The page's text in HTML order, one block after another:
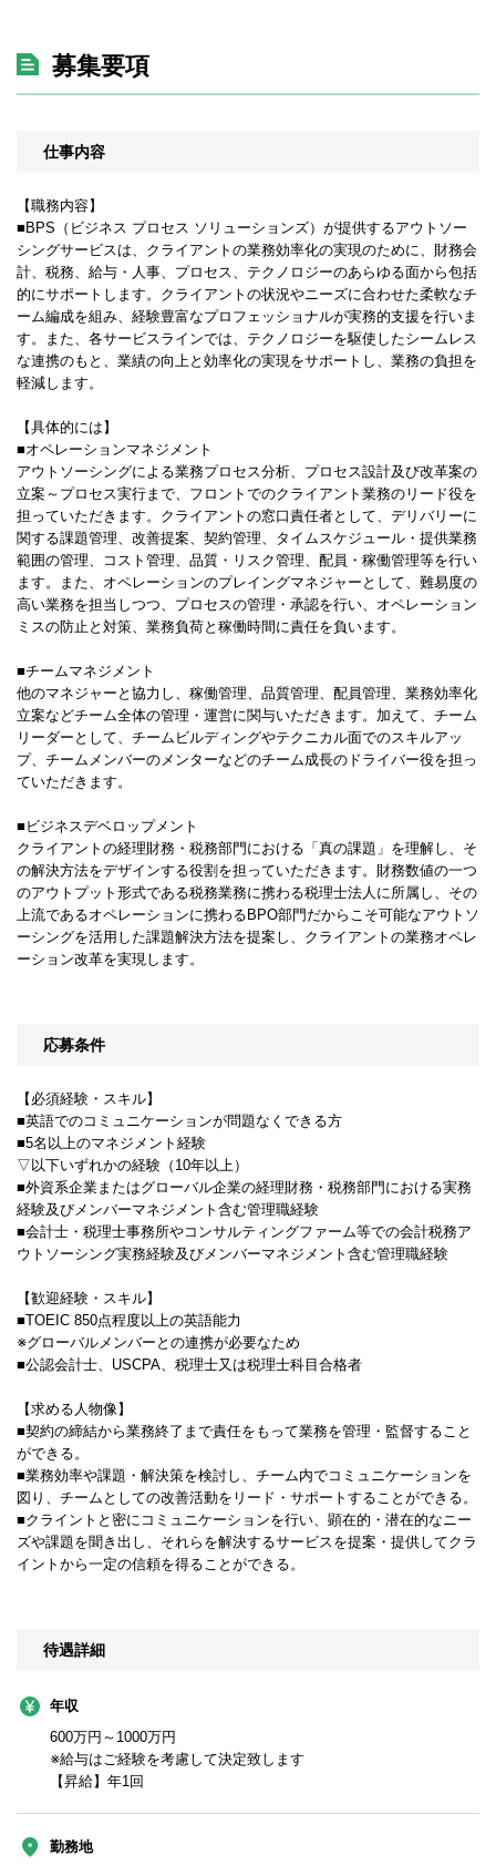
募集要項
仕事内容
【職務内容】
■BPS（ビジネス プロセス ソリューションズ）が提供するアウトソー
シングサービスは、クライアントの業務効率化の実現のために、財務会
計、税務、給与・人事、プロセス、テクノロジーのあらゆる面から包括
的にサポートします。クライアントの状況やニーズに合わせた柔軟なチ
ーム編成を組み、経験豊富なプロフェッショナルが実務的支援を行いま
す。また、各サービスラインでは、テクノロジーを駆使したシームレス
な連携のもと、業績の向上と効率化の実現をサポートし、業務の負担を
軽減します。
【具体的には】
■オペレーションマネジメント
アウトソーシングによる業務プロセス分析、プロセス設計及び改革案の
立案～プロセス実行まで、フロントでのクライアント業務のリード役を
担っていただきます。クライアントの窓口責任者として、デリバリーに
関する課題管理、改善提案、契約管理、タイムスケジュール・提供業務
範囲の管理、コスト管理、品質・リスク管理、配員・稼働管理等を行い
ます。また、オペレーションのプレイングマネジャーとして、難易度の
高い業務を担当しつつ、プロセスの管理・承認を行い、オペレーション
ミスの防止と対策、業務負荷と稼働時間に責任を負います。
■チームマネジメント
他のマネジャーと協力し、稼働管理、品質管理、配員管理、業務効率化
立案などチーム全体の管理・運営に関与いただきます。加えて、チーム
リーダーとして、チームビルディングやテクニカル面でのスキルアッ
プ、チームメンバーのメンターなどのチーム成長のドライバー役を担っ
ていただきます。
■ビジネスデベロップメント
クライアントの経理財務・税務部門における「真の課題」を理解し、そ
の解決方法をデザインする役割を担っていただきます。財務数値の一つ
のアウトプット形式である税務業務に携わる税理士法人に所属し、その
上流であるオペレーションに携わるBPO部門だからこそ可能なアウトソ
ーシングを活用した課題解決方法を提案し、クライアントの業務オペレ
ーション改革を実現します。
応募条件
【必須経験・スキル】
■英語でのコミュニケーションが問題なくできる方
■5名以上のマネジメント経験
▽以下いずれかの経験（10年以上）
■外資系企業またはグローバル企業の経理財務・税務部門における実務
経験及びメンバーマネジメント含む管理職経験
■会計士・税理士事務所やコンサルティングファーム等での会計税務ア
ウトソーシング実務経験及びメンバーマネジメント含む管理職経験
【歓迎経験・スキル】
■TOEIC 850点程度以上の英語能力
※グローバルメンバーとの連携が必要なため
■公認会計士、USCPA、税理士又は税理士科目合格者
【求める人物像】
■契約の締結から業務終了まで責任をもって業務を管理・監督すること
ができる。
■業務効率や課題・解決策を検討し、チーム内でコミュニケーションを
図り、チームとしての改善活動をリード・サポートすることができる。
■クライントと密にコミュニケーションを行い、顕在的・潜在的なニー
ズや課題を聞き出し、それらを解決するサービスを提案・提供してクラ
イントから一定の信頼を得ることができる。
待遇詳細
年収
600万円～1000万円
※給与はご経験を考慮して決定致します
【昇給】年1回
勤務地